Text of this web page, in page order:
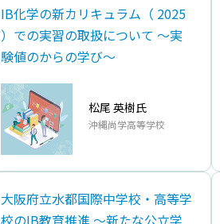
IB化学の新カリキュラム（ 2025
）での実習の取扱について 〜実
験値のからの学び〜
松尾 英樹氏
沖縄尚学⾼等学校
⼤阪府⽴⽔都国際中学校‧⾼等学
校のIB教育推進 ～新たな公⽴学